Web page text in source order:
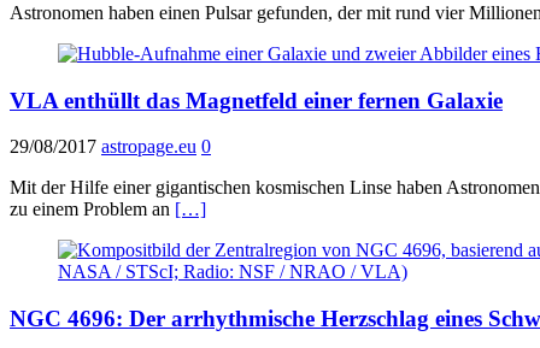
Astronomen haben einen Pulsar gefunden, der mit rund vier
VLA enthüllt das Magnetfeld einer fernen Galaxie
29/08/2017 astropage.eu 0
Mit der Hilfe einer gigantischen kosmischen Linse haben
zu einem Problem an […]
NGC 4696: Der arrhythmische Herzschlag eines